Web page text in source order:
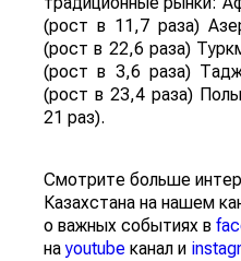
(рост в 11,7 раза)
(рост в 22,6 раза)
(рост в 3,6 раза)
(рост в 23,4 раза)
21 раз).
Смотрите больше
Казахстана на нашем
о важных событиях в
наyoutube канал и